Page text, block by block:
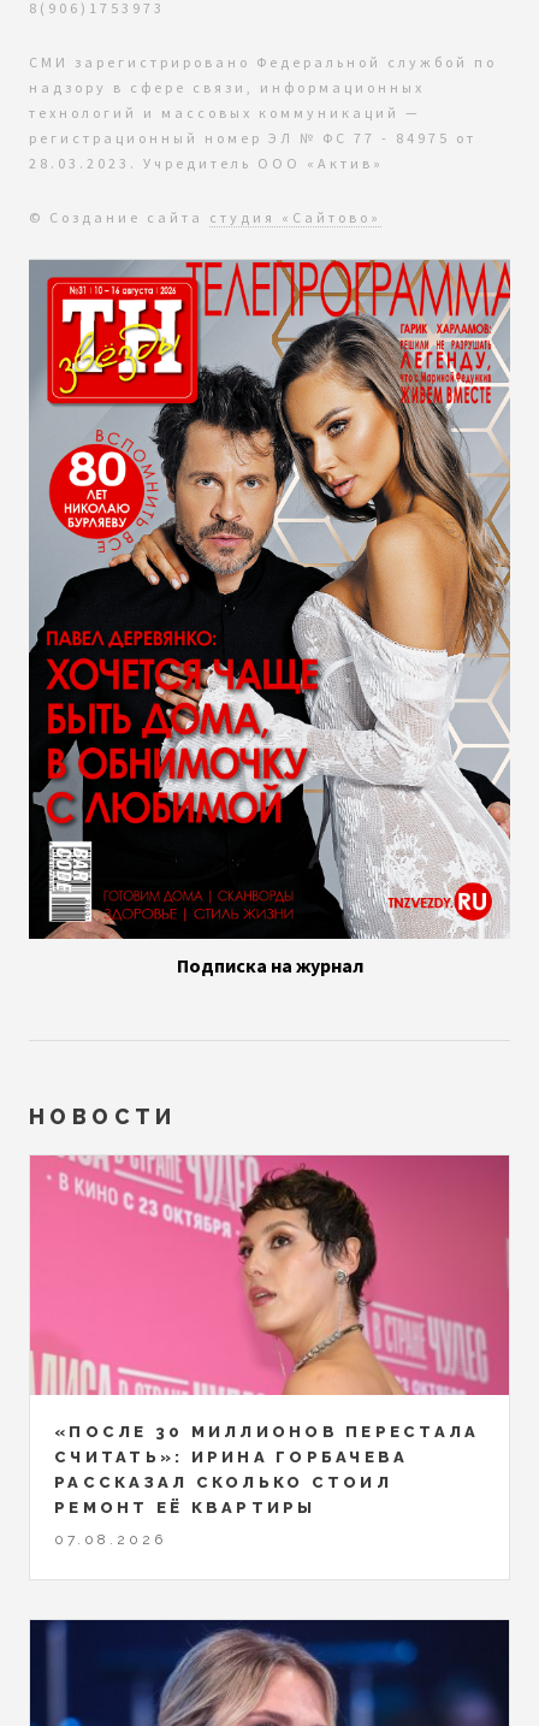
8(906)1753973
СМИ зарегистрировано Федеральной службой по
надзору в сфере связи, информационных
технологий и массовых коммуникаций —
регистрационный номер ЭЛ № ФС 77 - 84975 от
28.03.2023. Учредитель ООО «Актив»
© Создание сайта студия «Сайтово»
Подписка на журнал
НОВОСТИ
«ПОСЛЕ 30 МИЛЛИОНОВ ПЕРЕСТАЛА
СЧИТАТЬ»: ИРИНА ГОРБАЧЕВА
РАССКАЗАЛ СКОЛЬКО СТОИЛ
РЕМОНТ ЕЁ КВАРТИРЫ
07.08.2026